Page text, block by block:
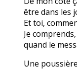
être dans les
Et toi,
Je
quand le
Une